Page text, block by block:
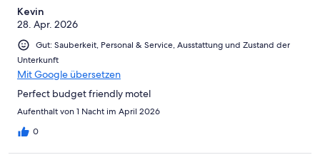
Kevin
28. Apr. 2026
Gut: Sauberkeit, Personal & Service, Ausstattung und Zustand der
Unterkunft
Mit Google übersetzen
Perfect budget friendly motel
Aufenthalt von 1 Nacht im April 2026
0